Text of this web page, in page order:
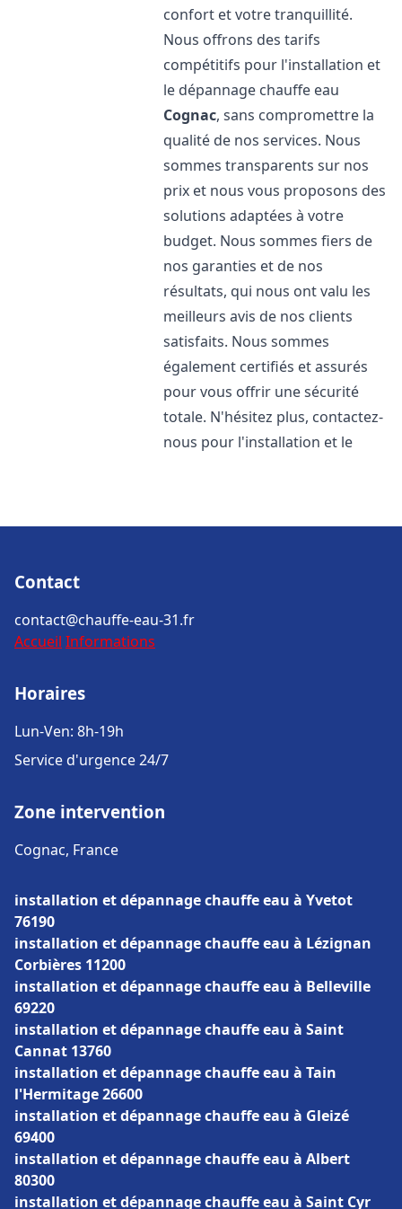
confort et votre tranquillité.
Nous offrons des tarifs
compétitifs pour l'installation et
le dépannage chauffe eau
Cognac, sans compromettre la
qualité de nos services. Nous
sommes transparents sur nos
prix et nous vous proposons des
solutions adaptées à votre
budget. Nous sommes fiers de
nos garanties et de nos
résultats, qui nous ont valu les
meilleurs avis de nos clients
satisfaits. Nous sommes
également certifiés et assurés
pour vous offrir une sécurité
totale. N'hésitez plus, contactez-
nous pour l'installation et le
Contact
contact@chauffe-eau-31.fr
Accueil Informations
Horaires
Lun-Ven: 8h-19h
Service d'urgence 24/7
Zone intervention
Cognac, France
installation et dépannage chauffe eau à Yvetot
76190
installation et dépannage chauffe eau à Lézignan
Corbières 11200
installation et dépannage chauffe eau à Belleville
69220
installation et dépannage chauffe eau à Saint
Cannat 13760
installation et dépannage chauffe eau à Tain
l'Hermitage 26600
installation et dépannage chauffe eau à Gleizé
69400
installation et dépannage chauffe eau à Albert
80300
installation et dépannage chauffe eau à Saint Cyr